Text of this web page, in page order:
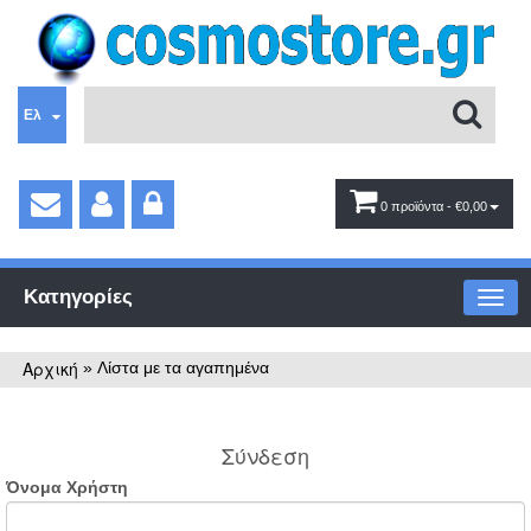
Ελ
0 προϊόντα - €0,00
Κατηγορίες
Αρχική » Λίστα με τα αγαπημένα
Σύνδεση
Όνομα Χρήστη